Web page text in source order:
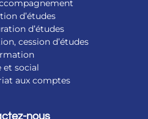
d’études
d’études
cession d’études
et social
aux comptes
nous